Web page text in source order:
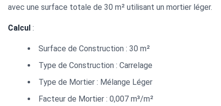
avec une surface totale de 30 m² utilisant un mortier léger.
Calcul :
Surface de Construction : 30 m²
Type de Construction : Carrelage
Type de Mortier : Mélange Léger
Facteur de Mortier : 0,007 m³/m²